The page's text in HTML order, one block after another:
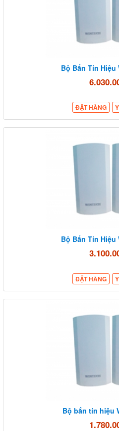
Bộ Bắn Tín Hiệu
ĐẶT HÀNG
Bộ Bắn Tín Hiệu
ĐẶT HÀNG
Bộ bắn tín hiệu